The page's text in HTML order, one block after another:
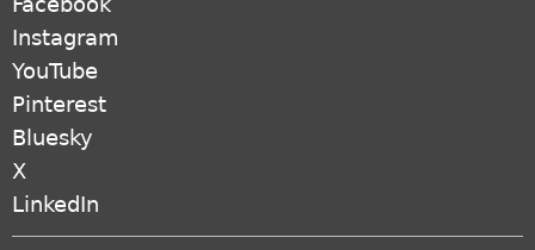
Instagram
YouTube
Pinterest
Bluesky
X
LinkedIn